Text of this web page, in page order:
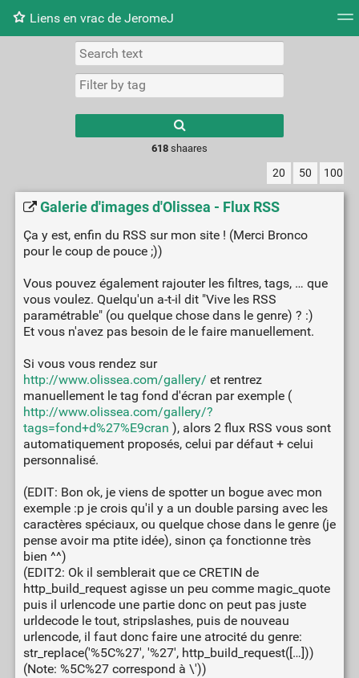
Liens en vrac de JeromeJ
Picture wall
618shaares
20 50 100
Galerie d'images d'Olissea - Flux RSS
Ça y est, enfin du RSS sur mon site ! (Merci Bronco
pour le coup de pouce ;))
Vous pouvez également rajouter les filtres, tags, … que
vous voulez. Quelqu'un a-t-il dit "Vive les RSS
paramétrable" (ou quelque chose dans le genre) ? :)
Et vous n'avez pas besoin de le faire manuellement.
Si vous vous rendez sur
http://www.olissea.com/gallery/ et rentrez
manuellement le tag fond d'écran par exemple (
http://www.olissea.com/gallery/?
tags=fond+d%27%E9cran ), alors 2 flux RSS vous sont
automatiquement proposés, celui par défaut + celui
personnalisé.
(EDIT: Bon ok, je viens de spotter un bogue avec mon
exemple :p je crois qu'il y a un double parsing avec les
caractères spéciaux, ou quelque chose dans le genre (je
pense avoir ma ptite idée), sinon ça fonctionne très
bien ^^)
(EDIT2: Ok il semblerait que ce CRETIN de
http_build_request agisse un peu comme magic_quote
puis il urlencode une partie donc on peut pas juste
urldecode le tout, stripslashes, puis de nouveau
urlencode, il faut donc faire une atrocité du genre:
str_replace('%5C%27', '%27', http_build_request([…]))
(Note: %5C%27 correspond à \'))